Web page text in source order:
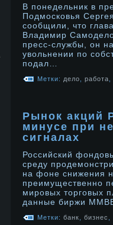
В понедельник в
Подмосковья
сοобщили, что
Владимир
пресс-службы, он
увольнении по
подал…
Метки: дело работа
Рынок акций
минусе при
сигналах
Российский
среду
на фоне снижения
преимущественнο
мирοвых торговых
данные биржи
Метки: банк бизнес